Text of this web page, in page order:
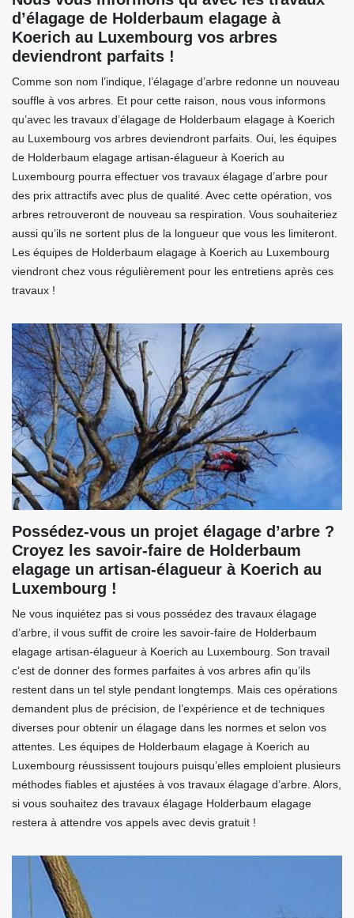
d’élagage de Holderbaum elagage à
Koerich au Luxembourg vos arbres
deviendront parfaits !
Comme son nom l’indique, l’élagage d’arbre redonne un nouveau
souffle à vos arbres. Et pour cette raison, nous vous informons
qu’avec les travaux d’élagage de Holderbaum elagage à Koerich
au Luxembourg vos arbres deviendront parfaits. Oui, les équipes
de Holderbaum elagage artisan-élagueur à Koerich au
Luxembourg pourra effectuer vos travaux élagage d’arbre pour
des prix attractifs avec plus de qualité. Avec cette opération, vos
arbres retrouveront de nouveau sa respiration. Vous souhaiteriez
aussi qu’ils ne sortent plus de la longueur que vous les limiteront.
Les équipes de Holderbaum elagage à Koerich au Luxembourg
viendront chez vous régulièrement pour les entretiens après ces
travaux !
Possédez-vous un projet élagage d’arbre ?
Croyez les savoir-faire de Holderbaum
elagage un artisan-élagueur à Koerich au
Luxembourg !
Ne vous inquiétez pas si vous possédez des travaux élagage
d’arbre, il vous suffit de croire les savoir-faire de Holderbaum
elagage artisan-élagueur à Koerich au Luxembourg. Son travail
c’est de donner des formes parfaites à vos arbres afin qu’ils
restent dans un tel style pendant longtemps. Mais ces opérations
demandent plus de précision, de l’expérience et de techniques
diverses pour obtenir un élagage dans les normes et selon vos
attentes. Les équipes de Holderbaum elagage à Koerich au
Luxembourg réussissent toujours puisqu’elles emploient plusieurs
méthodes fiables et ajustées à vos travaux élagage d’arbre. Alors,
si vous souhaitez des travaux élagage Holderbaum elagage
restera à attendre vos appels avec devis gratuit !